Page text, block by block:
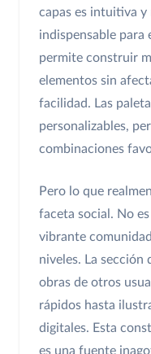
capas es intuitiva
indispensable para
permite construir
elementos sin
facilidad. Las
personalizables,
combinaciones
Pero lo que
faceta social. No
vibrante
niveles. La sección
obras de otros
rápidos hasta
digitales. Esta
es una fuente